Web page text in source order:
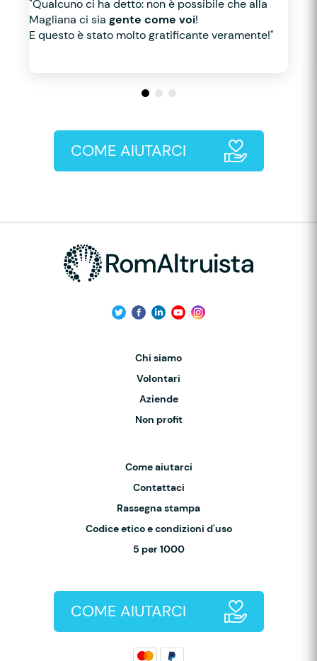
"Qualcuno ci ha detto: non è possibile che alla
Magliana ci sia gente come voi!
E questo è stato molto gratificante veramente!"
COME AIUTARCI
Chi siamo
Volontari
Aziende
Non profit
Come aiutarci
Contattaci
Rassegna stampa
Codice etico e condizioni d'uso
5 per 1000
COME AIUTARCI